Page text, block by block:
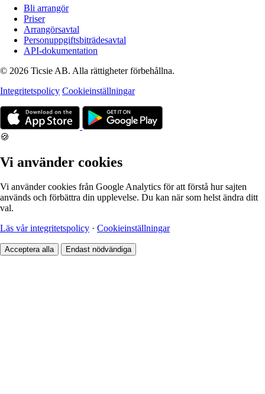
Bli arrangör
Priser
Arrangörsavtal
Personuppgiftsbiträdesavtal
API-dokumentation
© 2026 Ticsie AB. Alla rättigheter förbehållna.
Integritetspolicy Cookieinställningar
🍪
Vi använder cookies
Vi använder cookies från Google Analytics för att förstå hur sajten
används och förbättra din upplevelse. Du kan när som helst ändra ditt
val.
Läs vår integritetspolicy · Cookieinställningar
Acceptera alla Endast nödvändiga